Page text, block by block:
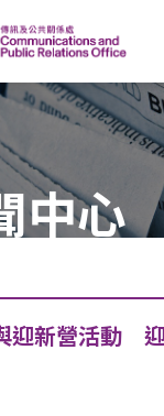
中心
迎新營活動